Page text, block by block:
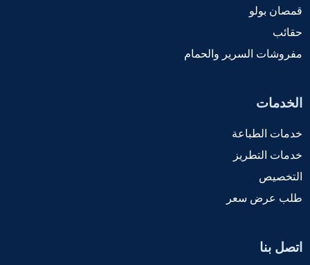
قمصان بولو
حقائب
مفروشات السرير والحمام
الخدمات
خدمات الطباعة
خدمات التطريز
التخصيص
طلب عرض سعر
اتصل بنا